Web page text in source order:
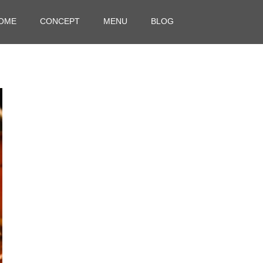
CONCEPT MENU BLOG